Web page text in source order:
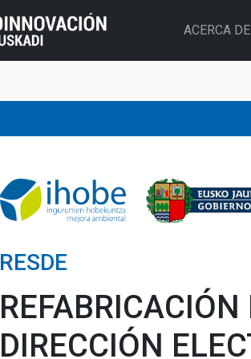
ACERCA DE
RESDE
DIRECCIÓN